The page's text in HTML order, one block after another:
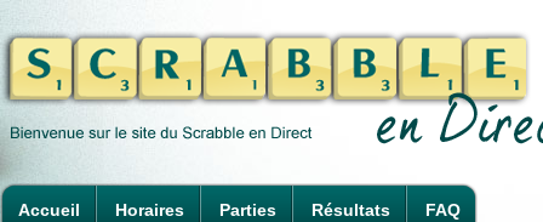
Accueil Horaires Parties Résultats FAQ